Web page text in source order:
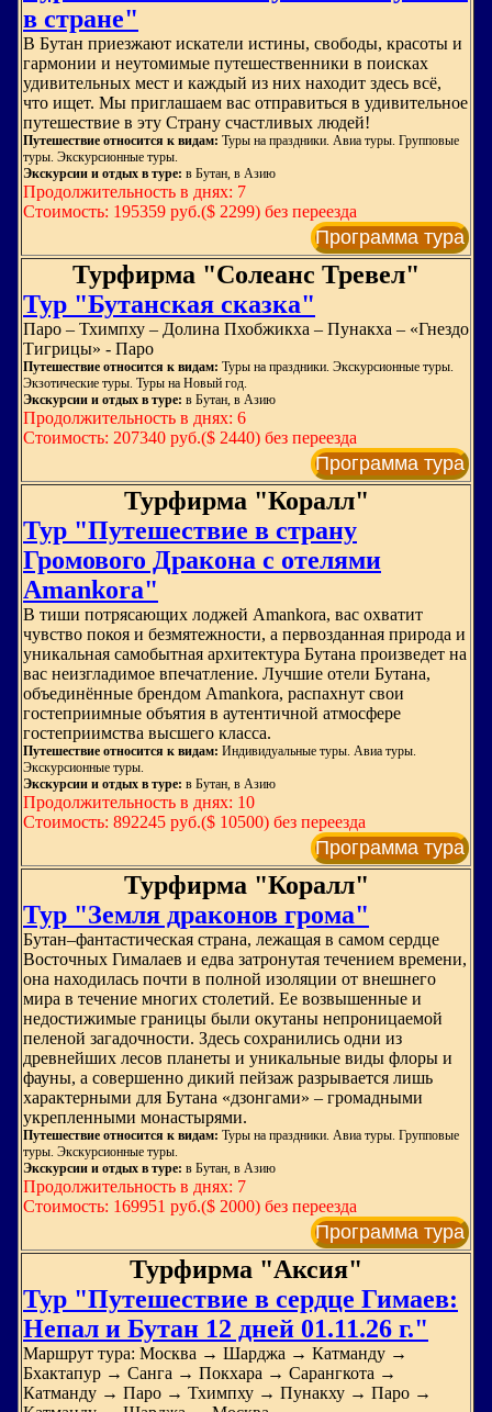
в стране"
В Бутан приезжают искатели истины, свободы, красоты и
гармонии и неутомимые путешественники в поисках
удивительных мест и каждый из них находит здесь всё,
что ищет. Мы приглашаем вас отправиться в удивительное
путешествие в эту Страну счастливых людей!
Путешествие относится к видам: Туры на праздники. Авиа туры. Групповые
туры. Экскурсионные туры.
Экскурсии и отдых в туре: в Бутан, в Азию
Продолжительность в днях: 7
Стоимость: 195359 руб.($ 2299) без переезда
Программа тура
Турфирма "Солеанс Тревел"
Тур "Бутанская сказка"
Паро – Тхимпху – Долина Пхобжикха – Пунакха – «Гнездо
Тигрицы» - Паро
Путешествие относится к видам: Туры на праздники. Экскурсионные туры.
Экзотические туры. Туры на Новый год.
Экскурсии и отдых в туре: в Бутан, в Азию
Продолжительность в днях: 6
Стоимость: 207340 руб.($ 2440) без переезда
Программа тура
Турфирма "Коралл"
Тур "Путешествие в страну
Громового Дракона с отелями
Amankora"
В тиши потрясающих лоджей Amankora, вас охватит
чувство покоя и безмятежности, а первозданная природа и
уникальная самобытная архитектура Бутана произведет на
вас неизгладимое впечатление. Лучшие отели Бутана,
объединённые брендом Amankora, распахнут свои
гостеприимные объятия в аутентичной атмосфере
гостеприимства высшего класса.
Путешествие относится к видам: Индивидуальные туры. Авиа туры.
Экскурсионные туры.
Экскурсии и отдых в туре: в Бутан, в Азию
Продолжительность в днях: 10
Стоимость: 892245 руб.($ 10500) без переезда
Программа тура
Турфирма "Коралл"
Тур "Земля драконов грома"
Бутан–фантастическая страна, лежащая в самом сердце
Восточных Гималаев и едва затронутая течением времени,
она находилась почти в полной изоляции от внешнего
мира в течение многих столетий. Ее возвышенные и
недостижимые границы были окутаны непроницаемой
пеленой загадочности. Здесь сохранились одни из
древнейших лесов планеты и уникальные виды флоры и
фауны, а совершенно дикий пейзаж разрывается лишь
характерными для Бутана «дзонгами» – громадными
укрепленными монастырями.
Путешествие относится к видам: Туры на праздники. Авиа туры. Групповые
туры. Экскурсионные туры.
Экскурсии и отдых в туре: в Бутан, в Азию
Продолжительность в днях: 7
Стоимость: 169951 руб.($ 2000) без переезда
Программа тура
Турфирма "Аксия"
Тур "Путешествие в сердце Гимаев:
Непал и Бутан 12 дней 01.11.26 г."
Маршрут тура: Москва → Шарджа → Катманду →
Бхактапур → Санга → Покхара → Сарангкота →
Катманду → Паро → Тхимпху → Пунакху → Паро →